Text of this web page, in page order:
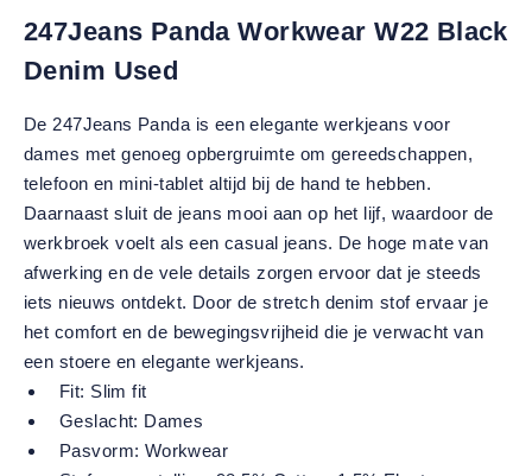
247Jeans Panda Workwear W22 Black
Denim Used
De 247Jeans Panda is een elegante werkjeans voor
dames met genoeg opbergruimte om gereedschappen,
telefoon en mini-tablet altijd bij de hand te hebben.
Daarnaast sluit de jeans mooi aan op het lijf, waardoor de
werkbroek voelt als een casual jeans. De hoge mate van
afwerking en de vele details zorgen ervoor dat je steeds
iets nieuws ontdekt. Door de stretch denim stof ervaar je
het comfort en de bewegingsvrijheid die je verwacht van
een stoere en elegante werkjeans.
Fit: Slim fit
Geslacht: Dames
Pasvorm: Workwear